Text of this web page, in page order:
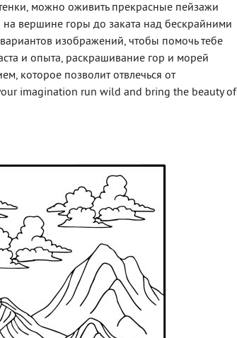
можно оживить прекрасные пейзажи
на вершине горы до заката над бескрайними
изображений, чтобы помочь тебе
и опыта, раскрашивание гор и морей
которое позволит отвлечься от
imagination run wild and bring the beauty of